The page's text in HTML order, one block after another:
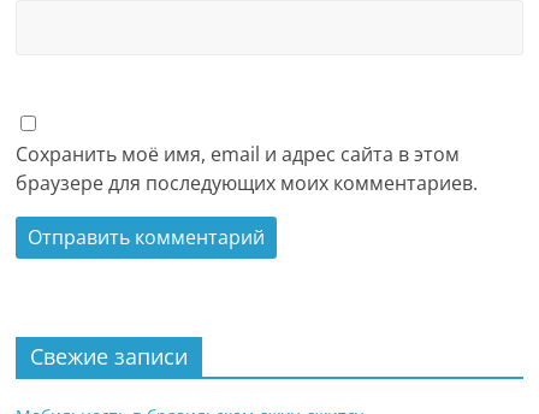
Сохранить моё имя, email и адрес сайта в этом
браузере для последующих моих комментариев.
Свежие записи